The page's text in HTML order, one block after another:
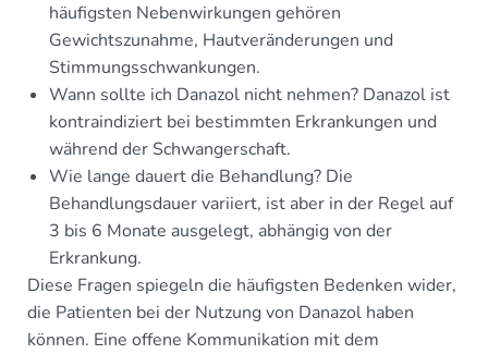
häufigsten Nebenwirkungen gehören
Gewichtszunahme, Hautveränderungen und
Stimmungsschwankungen.
Wann sollte ich Danazol nicht nehmen? Danazol ist
kontraindiziert bei bestimmten Erkrankungen und
während der Schwangerschaft.
Wie lange dauert die Behandlung? Die
Behandlungsdauer variiert, ist aber in der Regel auf
3 bis 6 Monate ausgelegt, abhängig von der
Erkrankung.
Diese Fragen spiegeln die häufigsten Bedenken wider,
die Patienten bei der Nutzung von Danazol haben
können. Eine offene Kommunikation mit dem